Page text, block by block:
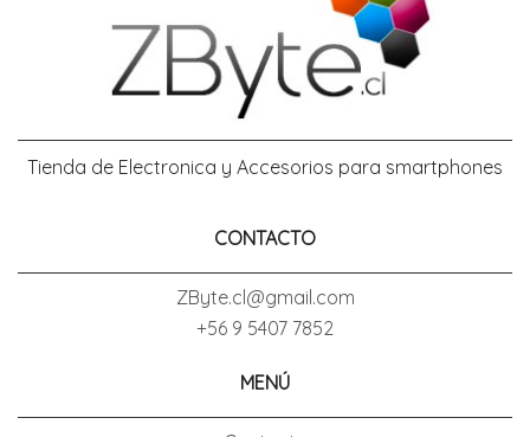
Tienda de Electronica y Accesorios para smartphones
CONTACTO
ZByte.cl@gmail.com
+56 9 5407 7852
MENÚ